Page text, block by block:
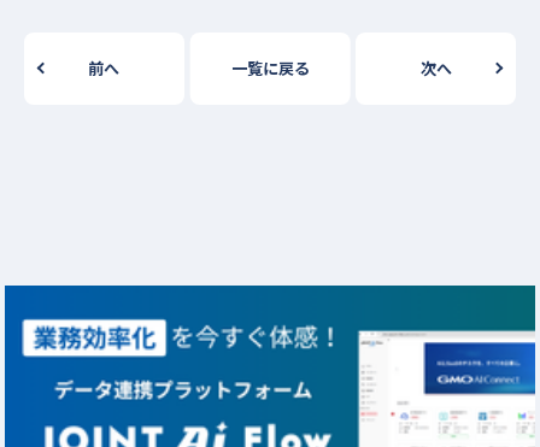
前へ 一覧に戻る 次へ